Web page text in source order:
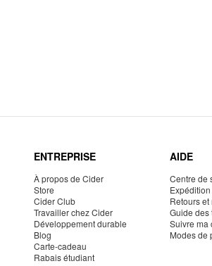
ENTREPRISE
À propos de Cider
Store
Cider Club
Travailler chez Cider
Développement durable
Blog
Carte-cadeau
Rabais étudiant
AIDE
Centre de
Retours
Guide des
Suivre ma
Modes de